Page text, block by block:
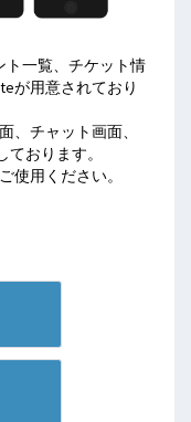
ト一覧、チケット情
が用意されており
、チャット画面、
おります。
使用ください。